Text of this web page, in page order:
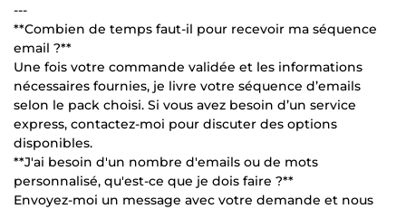
---
**Combien de temps faut-il pour recevoir ma séquence
email ?**
Une fois votre commande validée et les informations
nécessaires fournies, je livre votre séquence d’emails
selon le pack choisi. Si vous avez besoin d’un service
express, contactez-moi pour discuter des options
disponibles.
**J'ai besoin d'un nombre d'emails ou de mots
personnalisé, qu'est-ce que je dois faire ?**
Envoyez-moi un message avec votre demande et nous